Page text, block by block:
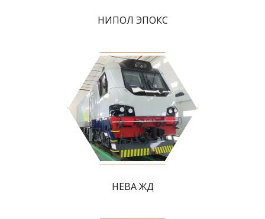
НИПОЛ ЭПОКС
НЕВА ЖД